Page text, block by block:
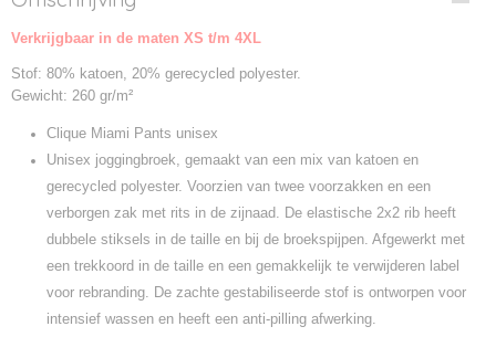
0201037-580
Productcode leverancier
Verkrijgbaar in de maten XS t/m 4XL
Stof: 80% katoen, 20% gerecycled polyester.
Gewicht: 260 gr/m²
Clique Miami Pants unisex
Unisex joggingbroek, gemaakt van een mix van katoen en
gerecycled polyester. Voorzien van twee voorzakken en een
verborgen zak met rits in de zijnaad. De elastische 2x2 rib heeft
dubbele stiksels in de taille en bij de broekspijpen. Afgewerkt met
een trekkoord in de taille en een gemakkelijk te verwijderen label
voor rebranding. De zachte gestabiliseerde stof is ontworpen voor
intensief wassen en heeft een anti-pilling afwerking.